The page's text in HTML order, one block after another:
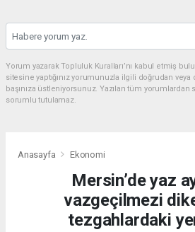
Yorum yazarak Topluluk Kuralları’nı kabul etmiş
sitesine yaptığınız yorumunuzla ilgili doğrudan
başınıza üstleniyorsunuz. Yazılan tüm
sorumlu tutulamaz.
Anasayfa Ekonomi
Mersin’de yaz
vazgeçilmezi
tezgahlardaki